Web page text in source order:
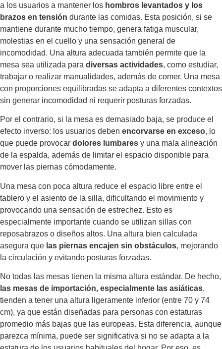
a los usuarios a mantener los hombros levantados y los
brazos en tensión durante las comidas. Esta posición, si se
mantiene durante mucho tiempo, genera fatiga muscular,
molestias en el cuello y una sensación general de
incomodidad. Una altura adecuada también permite que la
mesa sea utilizada para diversas actividades, como estudiar,
trabajar o realizar manualidades, además de comer. Una mesa
con proporciones equilibradas se adapta a diferentes contextos
sin generar incomodidad ni requerir posturas forzadas.
Por el contrario, si la mesa es demasiado baja, se produce el
efecto inverso: los usuarios deben encorvarse en exceso, lo
que puede provocar dolores lumbares y una mala alineación
de la espalda, además de limitar el espacio disponible para
mover las piernas cómodamente.
Una mesa con poca altura reduce el espacio libre entre el
tablero y el asiento de la silla, dificultando el movimiento y
provocando una sensación de estrechez. Esto es
especialmente importante cuando se utilizan sillas con
reposabrazos o diseños altos. Una altura bien calculada
asegura que las piernas encajen sin obstáculos, mejorando
la circulación y evitando posturas forzadas.
No todas las mesas tienen la misma altura estándar. De hecho,
las mesas de importación, especialmente las asiáticas,
tienden a tener una altura ligeramente inferior (entre 70 y 74
cm), ya que están diseñadas para personas con estaturas
promedio más bajas que las europeas. Esta diferencia, aunque
parezca mínima, puede ser significativa si no se adapta a la